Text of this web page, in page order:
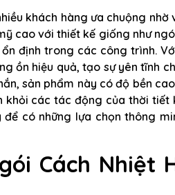
khách hàng ưa chuộng nhờ
cao với thiết kế giống như
định trong các công trình.
ồn hiệu quả, tạo sự yên tĩnh
sản phẩm này có độ bền
các tác động của thời tiết
có những lựa chọn thông
Cách Nhiệt